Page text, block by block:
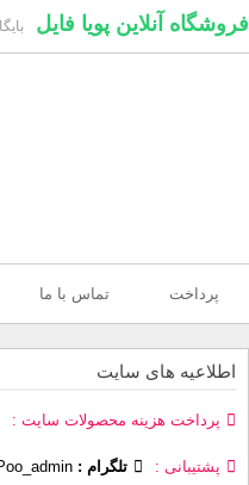
فروشگاه آنلاین پویا فایل
پرداخت تماس با ما
اطلاعیه های سایت
پرداخت هزینه محصولات سایت
پشتیبانی تلگرام :